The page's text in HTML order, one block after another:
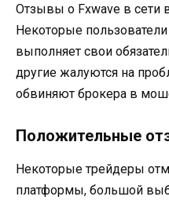
Отзывы о Fxwave в сети
Некоторые
выполняет свои
другие жалуются на
обвиняют брокера в
Положительные
Некоторые трейдеры
платформы, большой